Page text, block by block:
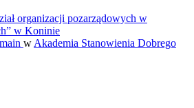
organizacji pozarządowych w
w Koninie
w Akademia Stanowienia Dobrego